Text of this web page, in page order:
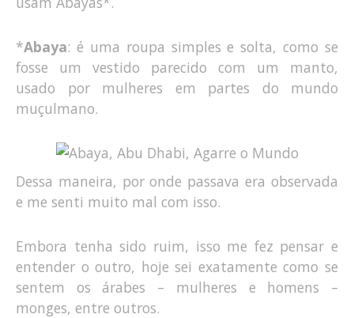
*Abaya: é uma roupa simples e solta, como se
fosse um vestido parecido com um manto,
usado por mulheres em partes do mundo
muçulmano.
Dessa maneira, por onde passava era observada
e me senti muito mal com isso.
Embora tenha sido ruim, isso me fez pensar e
entender o outro, hoje sei exatamente como se
sentem os árabes – mulheres e homens –
monges, entre outros.